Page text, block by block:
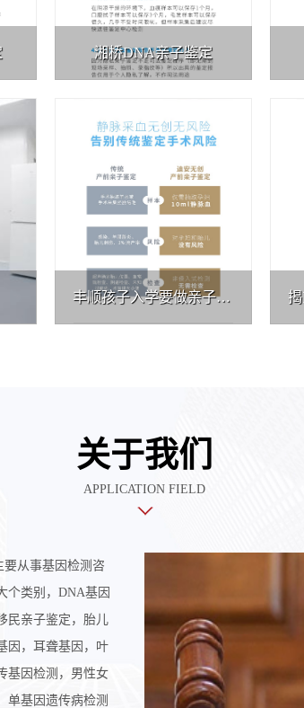
湘桥DNA亲子鉴定
丰顺孩子入学要做亲子鉴定 结果具有法律效力
关于我们
APPLICATION FIELD
从事基因检测咨
个类别，DNA基因
民亲子鉴定，胎儿
因，耳聋基因，叶
基因检测，男性女
单基因遗传病检测